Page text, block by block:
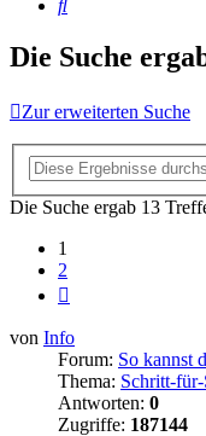
Suche
Die Suche
Zur erweiterten Suche
Die Suche ergab 13
1
2
von Info
Forum: So kannst
Thema: Schritt-
Antworten: 0
Zugriffe: 187144